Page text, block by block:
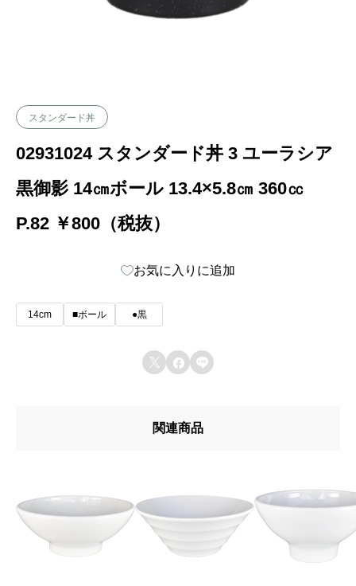
スタンダード丼
02931024 スタンダード丼 3 ユーラシア
黒御影 14㎝ボール 13.4×5.8㎝ 360㏄
P.82 ￥800（税抜）
お気に入りに追加
14cm ■ボール ●黒
  
関連商品